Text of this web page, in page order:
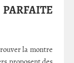
la montre